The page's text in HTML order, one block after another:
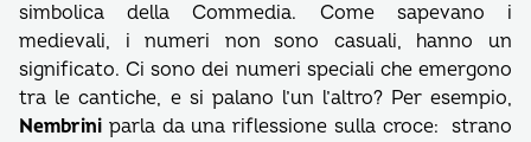
simbolica della Commedia. Come sapevano i
medievali, i numeri non sono casuali, hanno un
significato. Ci sono dei numeri speciali che emergono
tra le cantiche, e si palano l’un l’altro? Per esempio,
Nembrini parla da una riflessione sulla croce: strano